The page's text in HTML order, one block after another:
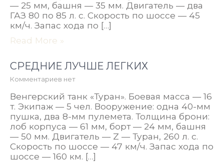
— 25 мм, башня — 35 мм. Двигатель — два
ГАЗ 80 по 85 л. с. Скорость по шоссе — 45
км/ч. Запас хода по […]
Read More »
СРЕДНИЕ ЛУЧШЕ ЛЕГКИХ
Комментариев нет
Венгерский танк «Туран». Боевая масса — 16
т. Экипаж — 5 чел. Вооружение: одна 40-мм
пушка, два 8-мм пулемета. Толщина брони:
лоб корпуса — 61 мм, борт — 24 мм, башня
— 50 мм. Двигатель — Z — Туран, 260 л. с.
Скорость по шоссе — 47 км/ч. Запас хода по
шоссе — 160 км. […]